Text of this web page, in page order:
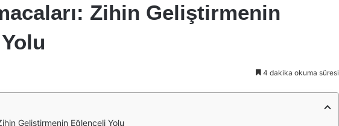
Zihin Geliştirmenin
4 dakika okuma süresi
Geliştirmenin Eğlenceli Yolu